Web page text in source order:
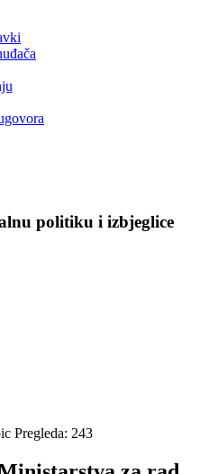
politiku i izbjeglice
Pregleda: 243